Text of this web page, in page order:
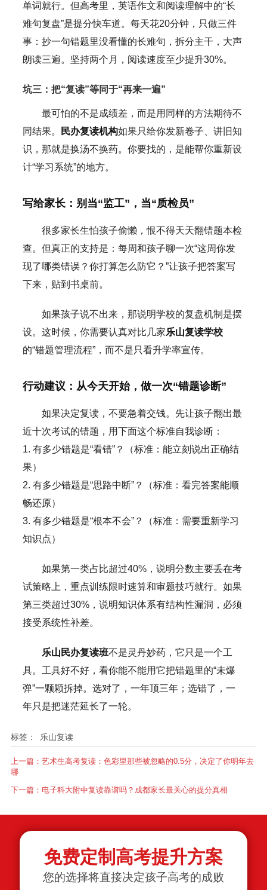
单词就行。但高考里，英语作文和阅读理解中的“长
难句复盘”是提分快车道。每天花20分钟，只做三件
事：抄一句错题里没看懂的长难句，拆分主干，大声
朗读三遍。坚持两个月，阅读速度至少提升30%。
坑三：把“复读”等同于“再来一遍”
最可怕的不是成绩差，而是用同样的方法期待不
同结果。
民办复读机构如果只给你发新卷子、讲旧知
识，那就是换汤不换药。你要找的，是能帮你重新设
计“学习系统”的地方。
写给家长：别当“监工”，当“质检员”
很多家长生怕孩子偷懒，恨不得天天翻错题本检
查。但真正的支持是：每周和孩子聊一次“这周你发
现了哪类错误？你打算怎么防它？”让孩子把答案写
下来，贴到书桌前。
如果孩子说不出来，那说明学校的复盘机制是摆
设。这时候，你需要认真对比几家乐山复读学校
的“错题管理流程”，而不是只看升学率宣传。
行动建议：从今天开始，做一次“错题诊断”
如果决定复读，不要急着交钱。先让孩子翻出最
近十次考试的错题，用下面这个标准自我诊断：
1. 有多少错题是“看错”？（标准：能立刻说出正确结
果）
2. 有多少错题是“思路中断”？（标准：看完答案能顺
畅还原）
3. 有多少错题是“根本不会”？（标准：需要重新学习
知识点）
如果第一类占比超过40%，说明分数主要丢在考
试策略上，重点训练限时速算和审题技巧就行。如果
第三类超过30%，说明知识体系有结构性漏洞，必须
接受系统性补差。
乐山民办复读班不是灵丹妙药，它只是一个工
具。工具好不好，看你能不能用它把错题里的“未爆
弹”一颗颗拆掉。选对了，一年顶三年；选错了，一
年只是把迷茫延长了一轮。
标签： 乐山复读
上一篇： 艺术生高考复读：色彩里那些被忽略的0.5分，决定了你明年去
哪
下一篇： 电子科大附中复读靠谱吗？成都家长最关心的提分真相
免费定制高考提升方案
您的选择将直接决定孩子高考的成败